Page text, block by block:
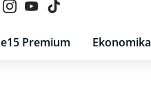
e15 Premium Ekonomika